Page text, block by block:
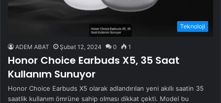
Teknoloji
ADEM ABAT Şubat 12, 2024 0 1
Honor Choice Earbuds X5, 35 Saat
Kullanım Sunuyor
Honor Choice Earbuds X5 olarak adlandırılan yeni akıllı saatin 35
saatlik kullanım ömrüne sahip olması dikkat çekti. Model bu